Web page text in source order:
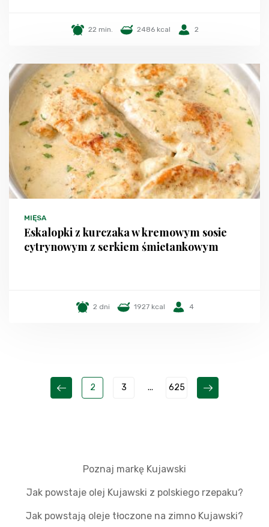
22 min. 2486 kcal 2
MIĘSA
Eskalopki z kurczaka w kremowym sosie
cytrynowym z serkiem śmietankowym
2 dni 1927 kcal 4
2 3 ... 625
Poznaj markę Kujawski
Jak powstaje olej Kujawski z polskiego rzepaku?
Jak powstają oleje tłoczone na zimno Kujawski?